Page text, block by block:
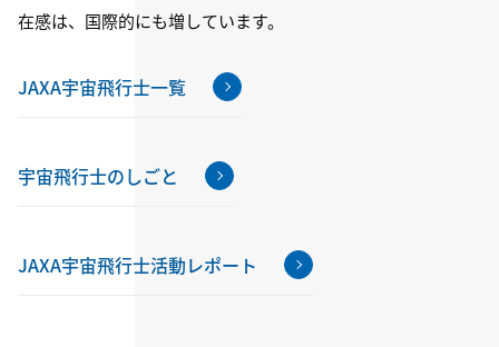
在感は、国際的にも増しています。
JAXA宇宙飛行士一覧
宇宙飛行士のしごと
JAXA宇宙飛行士活動レポート